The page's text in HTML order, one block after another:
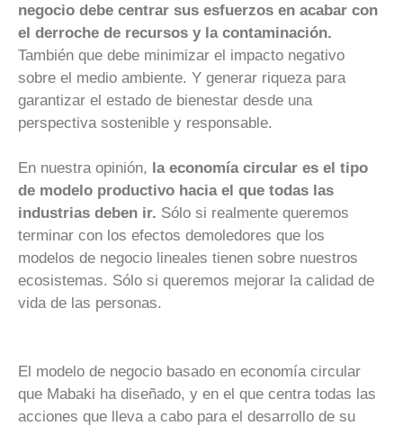
negocio debe centrar sus esfuerzos en acabar con
el derroche de recursos y la contaminación.
También que debe minimizar el impacto negativo
sobre el medio ambiente. Y generar riqueza para
garantizar el estado de bienestar desde una
perspectiva sostenible y responsable.
En nuestra opinión, la economía circular es el tipo
de modelo productivo hacia el que todas las
industrias deben ir. Sólo si realmente queremos
terminar con los efectos demoledores que los
modelos de negocio lineales tienen sobre nuestros
ecosistemas. Sólo si queremos mejorar la calidad de
vida de las personas.
El modelo de negocio basado en economía circular
que Mabaki ha diseñado, y en el que centra todas las
acciones que lleva a cabo para el desarrollo de su